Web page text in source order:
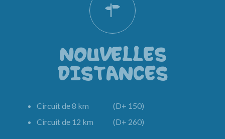
NOUVELLES
DISTANCES
Circuit de 8 km (D+ 150)
Circuit de 12 km (D+ 260)